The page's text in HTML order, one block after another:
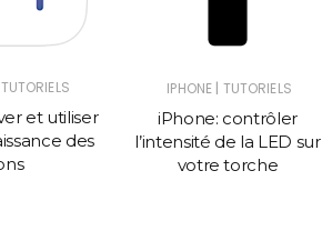
TUTORIELS
et utiliser
des
IPHONE | TUTORIELS
iPhone: contrôler
l’intensité de la LED sur
votre torche